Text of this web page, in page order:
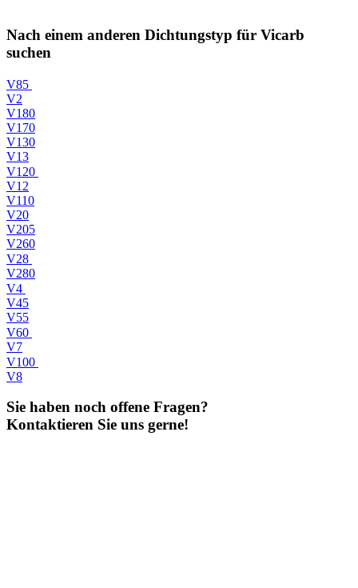
Nach einem anderen Dichtungstyp für Vicarb
suchen
V85
V2
V180
V170
V130
V13
V120
V12
V110
V20
V205
V260
V28
V280
V4
V45
V55
V60
V7
V100
V8
Sie haben noch offene Fragen?
Kontaktieren Sie uns gerne!